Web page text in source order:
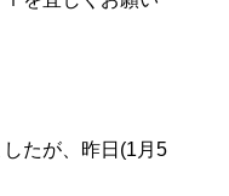
たが、昨日(1月5